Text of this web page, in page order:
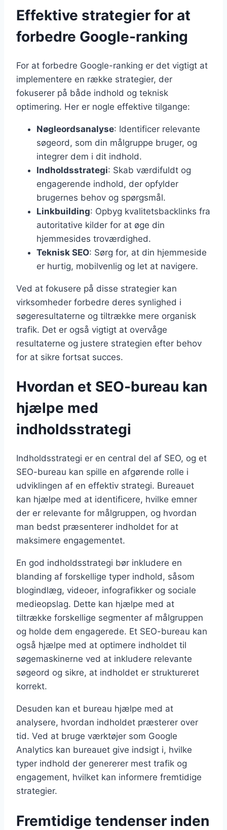
Effektive strategier for at
forbedre Google-ranking
For at forbedre Google-ranking er det vigtigt at
implementere en række strategier, der
fokuserer på både indhold og teknisk
optimering. Her er nogle effektive tilgange:
Nøgleordsanalyse: Identificer relevante
søgeord, som din målgruppe bruger, og
integrer dem i dit indhold.
Indholdsstrategi: Skab værdifuldt og
engagerende indhold, der opfylder
brugernes behov og spørgsmål.
Linkbuilding: Opbyg kvalitetsbacklinks fra
autoritative kilder for at øge din
hjemmesides troværdighed.
Teknisk SEO: Sørg for, at din hjemmeside
er hurtig, mobilvenlig og let at navigere.
Ved at fokusere på disse strategier kan
virksomheder forbedre deres synlighed i
søgeresultaterne og tiltrække mere organisk
trafik. Det er også vigtigt at overvåge
resultaterne og justere strategien efter behov
for at sikre fortsat succes.
Hvordan et SEO-bureau kan
hjælpe med
indholdsstrategi
Indholdsstrategi er en central del af SEO, og et
SEO-bureau kan spille en afgørende rolle i
udviklingen af en effektiv strategi. Bureauet
kan hjælpe med at identificere, hvilke emner
der er relevante for målgruppen, og hvordan
man bedst præsenterer indholdet for at
maksimere engagementet.
En god indholdsstrategi bør inkludere en
blanding af forskellige typer indhold, såsom
blogindlæg, videoer, infografikker og sociale
medieopslag. Dette kan hjælpe med at
tiltrække forskellige segmenter af målgruppen
og holde dem engagerede. Et SEO-bureau kan
også hjælpe med at optimere indholdet til
søgemaskinerne ved at inkludere relevante
søgeord og sikre, at indholdet er struktureret
korrekt.
Desuden kan et bureau hjælpe med at
analysere, hvordan indholdet præsterer over
tid. Ved at bruge værktøjer som Google
Analytics kan bureauet give indsigt i, hvilke
typer indhold der genererer mest trafik og
engagement, hvilket kan informere fremtidige
strategier.
Fremtidige tendenser inden